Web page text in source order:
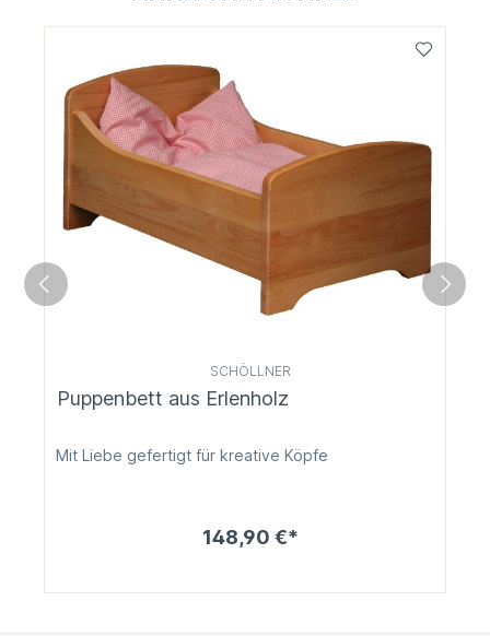
SCHÖLLNER
Puppenbett aus Erlenholz
Mit Liebe gefertigt für kreative Köpfe
148,90 €*